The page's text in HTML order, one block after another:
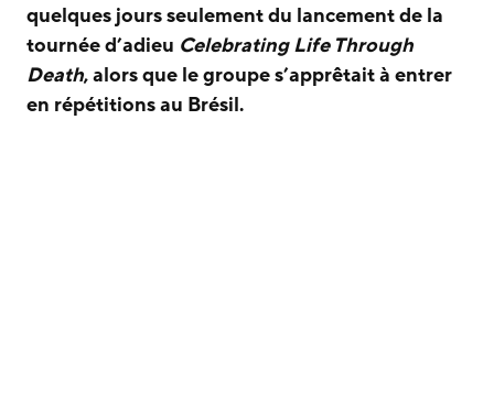
quelques jours seulement du lancement de la
tournée d’adieu Celebrating Life Through
Death, alors que le groupe s’apprêtait à entrer
en répétitions au Brésil.